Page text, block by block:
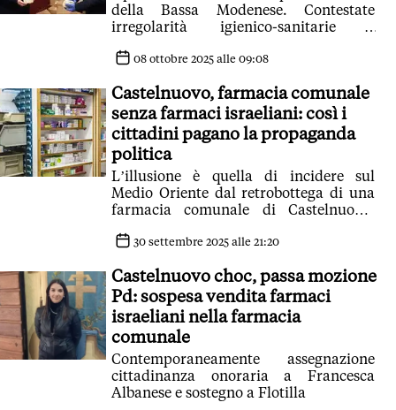
della Bassa Modenese. Contestate
irregolarità igienico-sanitarie e
dei preparati galenici
08 ottobre 2025 alle 09:08
Castelnuovo, farmacia comunale
senza farmaci israeliani: così i
cittadini pagano la propaganda
politica
L’illusione è quella di incidere sul
Medio Oriente dal retrobottega di una
farmacia comunale di Castelnuovo.
30 settembre 2025 alle 21:20
Castelnuovo choc, passa mozione
Pd: sospesa vendita farmaci
israeliani nella farmacia
comunale
Contemporaneamente assegnazione
cittadinanza onoraria a Francesca
Albanese e sostegno a Flotilla